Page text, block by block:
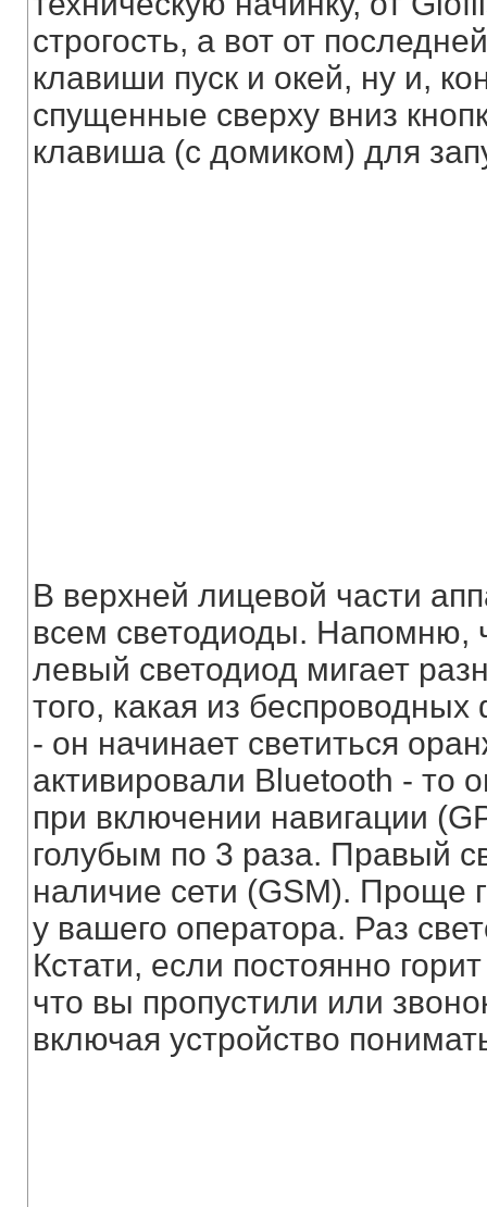
строгость, а вот от
клавиши пуск и окей, ну и,
спущенные сверху вниз
клавиша (с домиком) для
В верхней лицевой части
всем светодиоды. Напомню,
левый светодиод мигает
того, какая из
- он начинает светиться
активировали Bluetooth - то
при включении навигации
голубым по 3 раза. Правый
наличие сети (GSM). Проще
у вашего оператора. Раз
Кстати, если постоянно
что вы пропустили или
включая устройство